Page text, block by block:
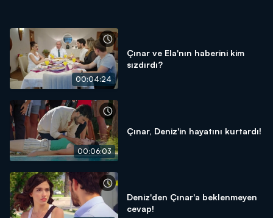
00:04:24
Çınar ve Ela'nın haberini kim
sızdırdı?
00:06:03
Çınar, Deniz'in hayatını kurtardı!
Deniz'den Çınar'a beklenmeyen
cevap!